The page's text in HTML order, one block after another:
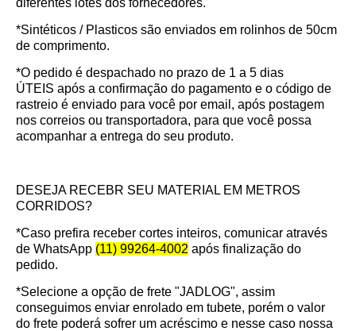
*Sintéticos / Plasticos são enviados em rolinhos de 50cm
de comprimento.
*O pedido é despachado no prazo de 1 a 5 dias
ÚTEIS após a confirmação do pagamento e o código de
rastreio é enviado para você por email, após postagem
nos correios ou transportadora, para que você possa
acompanhar a entrega do seu produto.
DESEJA RECEBR SEU MATERIAL EM METROS
CORRIDOS?
*Caso prefira receber cortes inteiros, comunicar através
de WhatsApp (11) 99264-4002 após finalização do
pedido.
*Selecione a opção de frete "JADLOG", assim
conseguimos enviar enrolado em tubete, porém o valor
do frete poderá sofrer um acréscimo e nesse caso nossa